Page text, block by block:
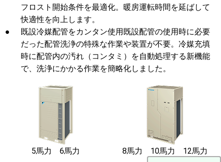
フロスト開始条件を最適化。暖房運転時間を延ばして
快適性を向上します。
●
既設冷媒配管をカンタン使用既設配管の使用時に必要
だった配管洗浄の特殊な作業や装置が不要。冷媒充填
時に配管内の汚れ（コンタミ）を自動処理する新機能
で、洗浄にかかる作業を簡略化しました。
5馬力 6馬力 8馬力 10馬力 12馬力